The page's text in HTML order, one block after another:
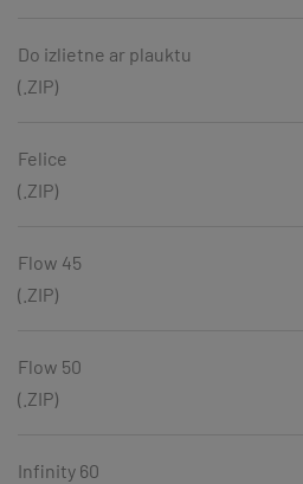
Do izlietne ar plauktu
(.ZIP)
Felice
(.ZIP)
Flow 45
(.ZIP)
Flow 50
(.ZIP)
Infinity 60